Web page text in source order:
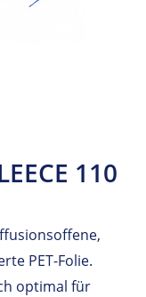
110
PET-Folie.
optimal für